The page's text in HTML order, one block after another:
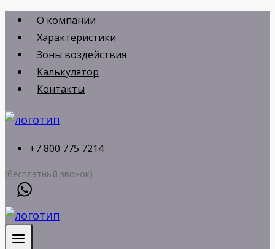
Перейти
содержимому
О компании
Характеристики
Зоны воздействия
Калькулятор
Контакты
+7 800 775 7214
(бесплатный звонок)